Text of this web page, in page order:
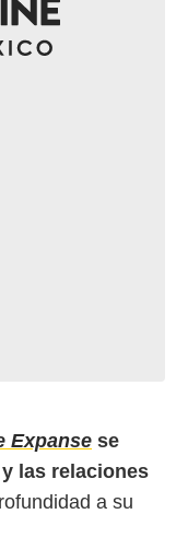
Expanse se
las relaciones
a su